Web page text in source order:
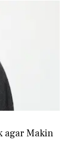
agar Makin